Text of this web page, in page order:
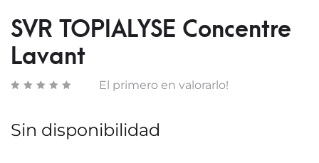
SVR TOPIALYSE Concentre
Lavant
El primero en valorarlo!
Sin disponibilidad